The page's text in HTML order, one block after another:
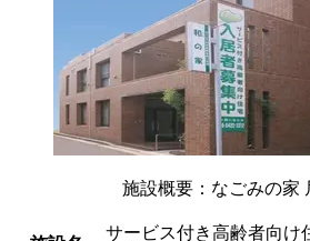
施設概要：なごみの家
サービス付き高齢者向け